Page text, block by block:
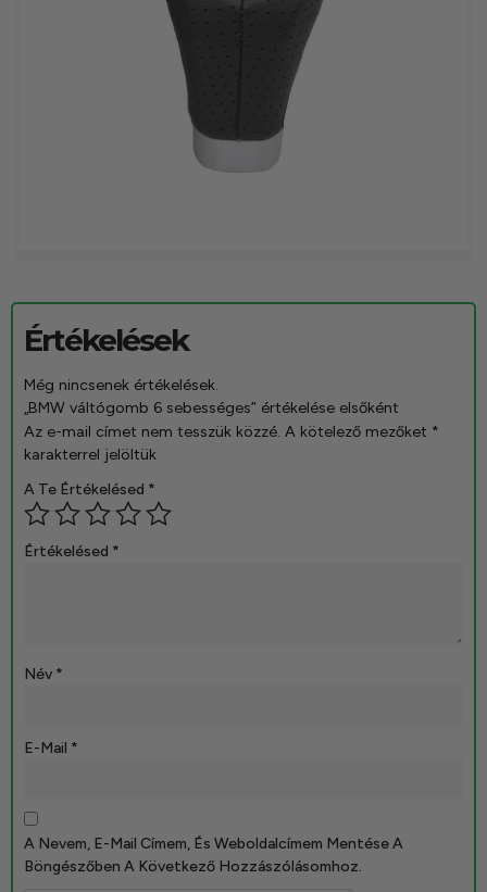
Értékelések
Még nincsenek értékelések.
„BMW váltógomb 6 sebességes” értékelése elsőként
Az e-mail címet nem tesszük közzé. A kötelező mezőket *
karakterrel jelöltük
A Te Értékelésed *
Értékelésed *
Név *
E-Mail *
A Nevem, E-Mail Címem, És Weboldalcímem Mentése A
Böngészőben A Következő Hozzászólásomhoz.